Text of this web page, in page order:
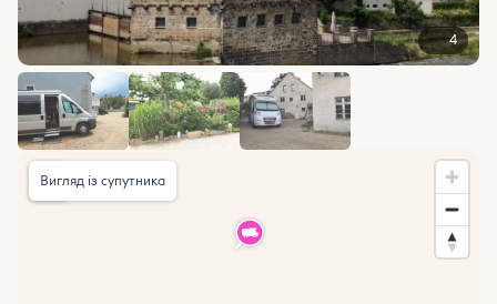
4
Вигляд із супутника